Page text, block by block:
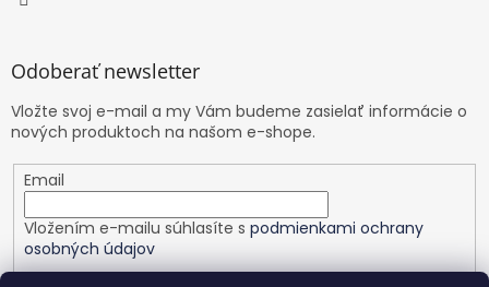
Odoberať newsletter
Vložte svoj e-mail a my Vám budeme zasielať informácie o
nových produktoch na našom e-shope.
Email
Vložením e-mailu súhlasíte s podmienkami ochrany
osobných údajov